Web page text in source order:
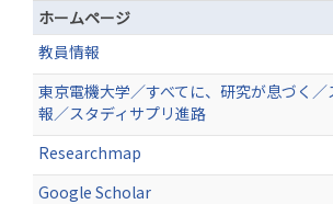
ホームページ
教員情報
東京電機大学／すべてに、研究が息づく／
報／スタディサプリ進路
Researchmap
Google Scholar